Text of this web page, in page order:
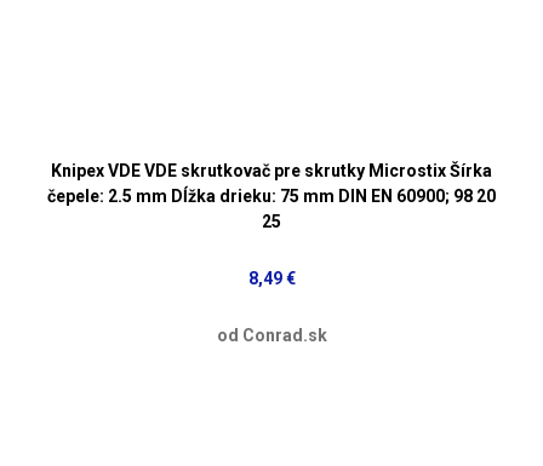
Knipex VDE VDE skrutkovač pre skrutky Microstix Šírka
čepele: 2.5 mm Dĺžka drieku: 75 mm DIN EN 60900; 98 20
25
8,49 €
od Conrad.sk